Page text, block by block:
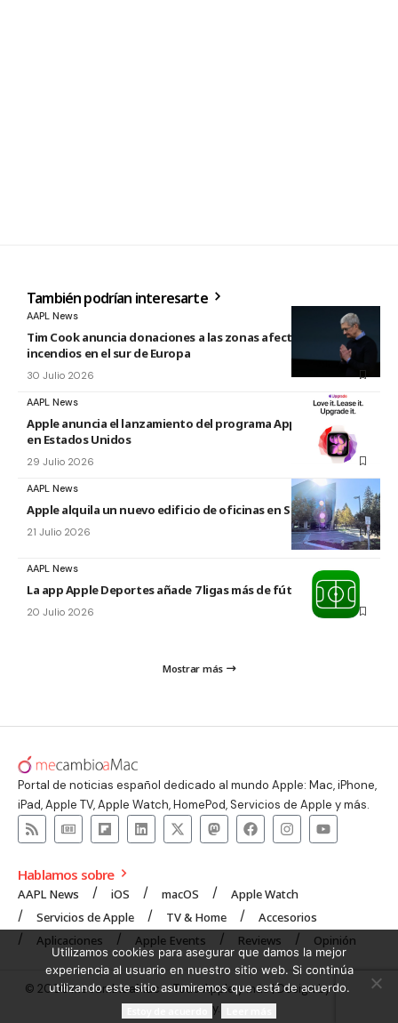
También podrían interesarte
AAPL News
Tim Cook anuncia donaciones a las zonas afectadas por los
incendios en el sur de Europa
30 Julio 2026
AAPL News
Apple anuncia el lanzamiento del programa Apple Upgrade
en Estados Unidos
29 Julio 2026
AAPL News
Apple alquila un nuevo edificio de oficinas en Sunnyvale
21 Julio 2026
AAPL News
La app Apple Deportes añade 7 ligas más de fútbol
20 Julio 2026
Mostrar más
Portal de noticias español dedicado al mundo Apple: Mac, iPhone,
iPad, Apple TV, Apple Watch, HomePod, Servicios de Apple y más.
Hablamos sobre
AAPL News iOS macOS
Apple Watch
Servicios de Apple
TV & Home
Accesorios
Aplicaciones
Apple Events Reviews Opinión
© 2008 mecambioaMac – Todo Apple y más | Design byUNXON
Agency.
Utilizamos cookies para asegurar que damos la mejor
experiencia al usuario en nuestro sitio web. Si continúa
utilizando este sitio asumiremos que está de acuerdo.